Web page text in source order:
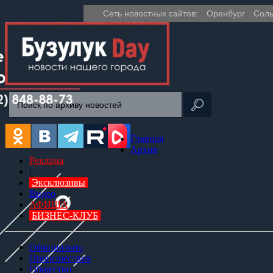
Сеть новостных сайтов: Оренбург
Главная
Архив
Реклама
Эксклюзивы
Видео
АФИША
БИЗНЕС-КЛУБ
Официально
Происшествия
Общество